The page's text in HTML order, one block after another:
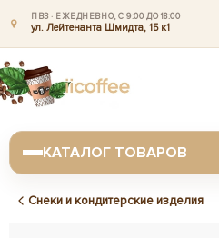
ПВЗ · ЕЖЕДНЕВНО, С 9:00 ДО 18:00
ул. Лейтенанта Шмидта, 1Б к1
КАТАЛОГ ТОВАРОВ
Снеки и кондитерские изделия